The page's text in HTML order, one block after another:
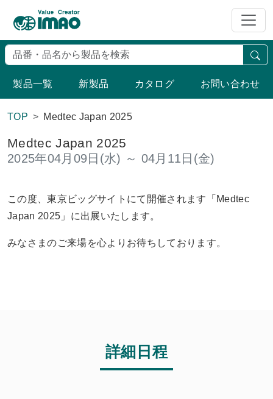
製品一覧 新製品 カタログ お問い合わせ
TOP Medtec Japan 2025
Medtec Japan 2025
2025年04月09日(水) ～ 04月11日(金)
この度、東京ビッグサイトにて開催されます「Medtec
Japan 2025」に出展いたします。
みなさまのご来場を心よりお待ちしております。
詳細日程